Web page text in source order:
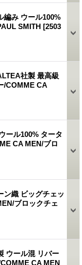
編み ウール100%
SMITH [2503
社製 最高級
/COMME CA
ール100% タータ
CA MEN/ブロ
ン織 ビッグチェッ
ブロックチェ
ウール混 リバー
CA MEN